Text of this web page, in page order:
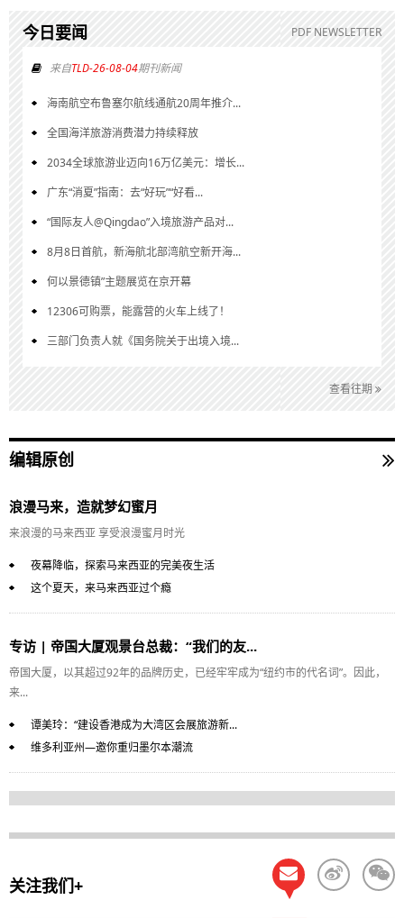
今日要闻 PDF NEWSLETTER
来自TLD-26-08-04期刊新闻
海南航空布鲁塞尔航线通航20周年推介...
全国海洋旅游消费潜力持续释放
2034全球旅游业迈向16万亿美元：增长...
广东“消夏”指南：去“好玩”“好看...
“国际友人@Qingdao”入境旅游产品对...
8月8日首航，新海航北部湾航空新开海...
何以景德镇”主题展览在京开幕
12306可购票，能露营的火车上线了！
三部门负责人就《国务院关于出境入境...
查看往期
编辑原创
浪漫马来，造就梦幻蜜月
来浪漫的马来西亚 享受浪漫蜜月时光
夜幕降临，探索马来西亚的完美夜生活
这个夏天，来马来西亚过个瘾
专访 | 帝国大厦观景台总裁：“我们的友...
帝国大厦，以其超过92年的品牌历史，已经牢牢成为“纽约市的代名词”。因此，
来...
谭美玲：“建设香港成为大湾区会展旅游新...
维多利亚州—邀你重归墨尔本潮流
关注我们+